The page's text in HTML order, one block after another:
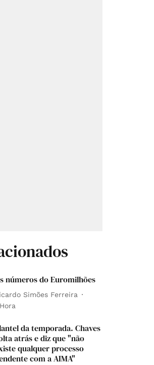
números do Euromilhões
Simões Ferreira
da temporada. Chaves
atrás e diz que "não
qualquer processo
com a AIMA"